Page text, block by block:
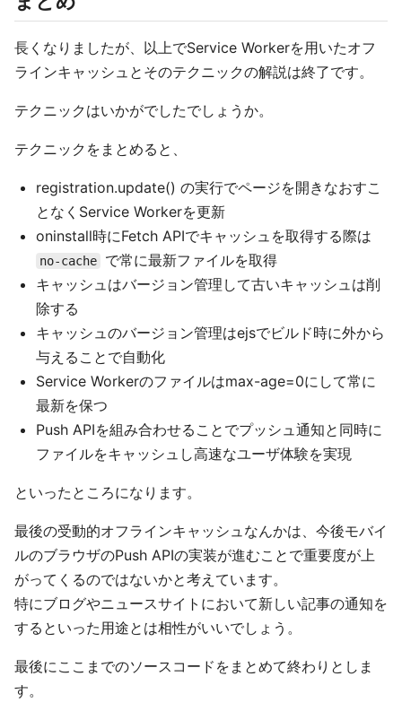
長くなりましたが、以上でService Workerを用いたオフ
ラインキャッシュとそのテクニックの解説は終了です。
テクニックはいかがでしたでしょうか。
テクニックをまとめると、
registration.update() の実行でページを開きなおすこ
となくService Workerを更新
oninstall時にFetch APIでキャッシュを取得する際は
no-cache
で常に最新ファイルを取得
キャッシュはバージョン管理して古いキャッシュは削
除する
キャッシュのバージョン管理はejsでビルド時に外から
与えることで自動化
Service Workerのファイルはmax-age=0にして常に
最新を保つ
Push APIを組み合わせることでプッシュ通知と同時に
ファイルをキャッシュし高速なユーザ体験を実現
といったところになります。
最後の受動的オフラインキャッシュなんかは、今後モバイ
ルのブラウザのPush APIの実装が進むことで重要度が上
がってくるのではないかと考えています。
特にブログやニュースサイトにおいて新しい記事の通知を
するといった用途とは相性がいいでしょう。
最後にここまでのソースコードをまとめて終わりとしま
す。